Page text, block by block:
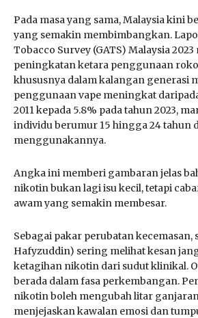
Pada masa yang sama, Malaysia kini
yang semakin membimbangkan.
Tobacco Survey (GATS) Malaysia
peningkatan ketara penggunaan
khususnya dalam kalangan generasi
penggunaan vape meningkat
2011 kepada 5.8% pada tahun 2023,
individu berumur 15 hingga 24 tahun
menggunakannya.
Angka ini memberi gambaran jelas
nikotin bukan lagi isu kecil, tetapi
awam yang semakin membesar.
Sebagai pakar perubatan kecemasan,
Hafyzuddin) sering melihat kesan
ketagihan nikotin dari sudut klinikal.
berada dalam fasa perkembangan.
nikotin boleh mengubah litar
menjejaskan kawalan emosi dan